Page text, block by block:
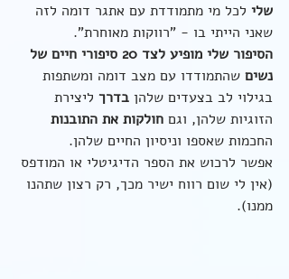
שלי לכל מי מתמודדת עם אתגר דומה לזה
שאני הייתי בו - "רווקות מאוחרת".
הסיפור שלי מופיע לצד 20 סיפורי חיים של
נשים שהתמודדו עם מצב דומה ומשתפות
בגילוי לב בצעדים שלהן בדרך ליצירת
הזוגיות שלהן, וגם חולקות את התובנות
החכמות שאספו וניסיון החיים שלהן.
אפשר לרכוש את הספר הדיגיטלי או המודפס
(אין לי שום רווח ישיר מכך, רק רצון שתהנו
ממנו).